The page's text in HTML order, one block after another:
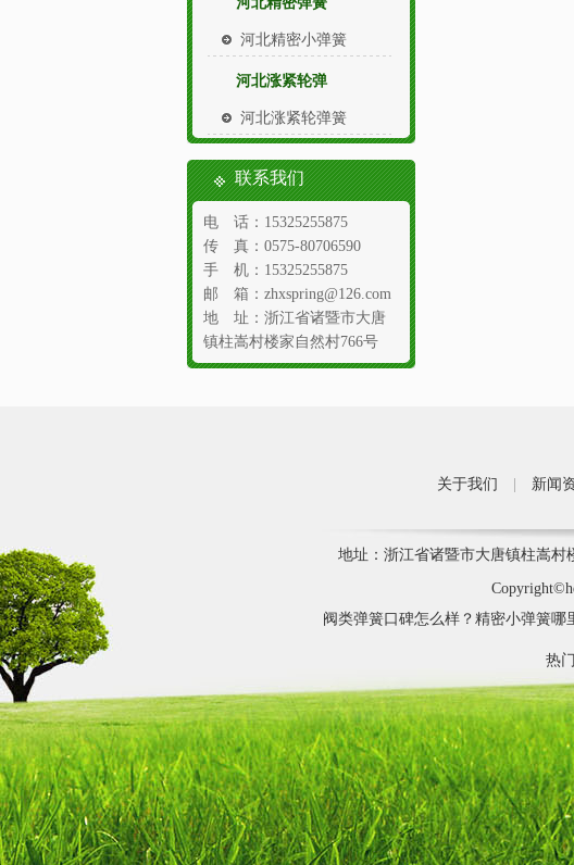
河北精密小弹簧
河北涨紧轮弹
河北涨紧轮弹簧
联系我们
电 话：15325255875
传 真：0575-80706590
手 机：15325255875
邮 箱：zhxspring@126.com
地 址：浙江省诸暨市大唐
镇柱嵩村楼家自然村766号
关于我们 新闻
地址：浙江省诸暨市大唐镇柱嵩
Copyright©
阀类弹簧口碑怎么样？精密小弹簧
热